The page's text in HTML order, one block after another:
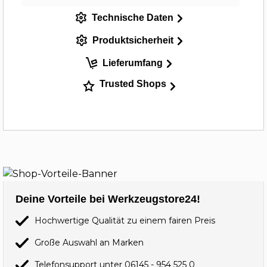
Technische Daten
Produktsicherheit
Lieferumfang
Trusted Shops
Deine Vorteile bei Werkzeugstore24!
Hochwertige Qualität zu einem fairen Preis
Große Auswahl an Marken
Telefonsupport unter 06145 - 954 525 0